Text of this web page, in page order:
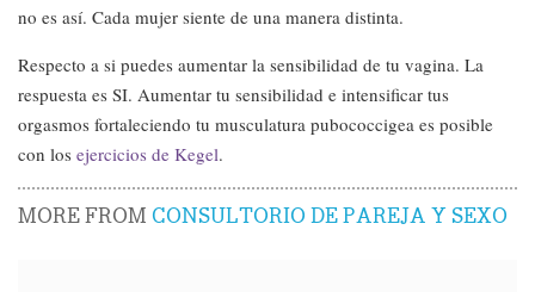
no es así. Cada mujer siente de una manera distinta.
Respecto a si puedes aumentar la sensibilidad de tu vagina. La
respuesta es SI. Aumentar tu sensibilidad e intensificar tus
orgasmos fortaleciendo tu musculatura pubococcigea es posible
con los ejercicios de Kegel.
MORE FROMCONSULTORIO DE PAREJA Y SEXO